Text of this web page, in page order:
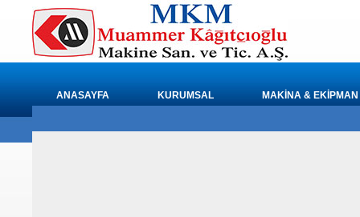
ANASAYFA KURUMSAL MAKİNA & EKİPMAN